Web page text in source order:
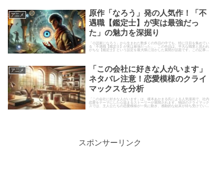
ア二メ
原作「なろう」発の人気作！「不
遇職【鑑定士】が実は最強だっ
た」の魅力を深掘り
「小説家になろう」から生まれた数多くの作品の中でも、特に注目を集めてい
る「不遇職【鑑定士】が実は最強だった」。この作品は、平凡な職業と思われ
がちな【鑑定士】という設定を最大限に活かした展開が話題です。この記事で
ア二メ
「この会社に好きな人がいます」
ネタバレ注意！恋愛模様のクライ
マックスを分析
「この会社に好きな人がいます」は、榎本あかまる氏による人気漫画で、社内
恋愛をテーマにした心温まるストーリーが展開されます。物語のクライマック
スでは、主人公たちの恋愛模様が一気に動き、感動的な結末が待ち受けていま
す。この記事では、ネタバレを含...
スポンサーリンク